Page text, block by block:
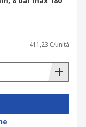
411,23 €/unità